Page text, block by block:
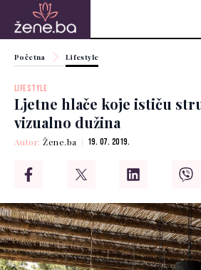
Početna Lifestyle
LIFESTYLE
Ljetne hlače koje ističu
vizualno dužina
Autor:Žene.ba 19. 07. 2019.